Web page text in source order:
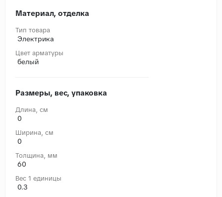
Материал, отделка
Тип товара
Электрика
Цвет арматуры
белый
Размеры, вес, упаковка
Длина, cм
0
Ширина, cм
0
Толщина, мм
60
Вес 1 единицы
0.3